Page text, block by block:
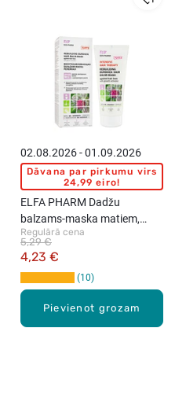
Pievienot grozam
02.08.2026 - 01.09.2026
Dāvana par pirkumu virs
24,99 eiro!
ELFA PHARM Dadžu
balzams-maska matiem,
atjaunojoša, 200ml
Regulārā cena
4,23 €
5,29 €
10